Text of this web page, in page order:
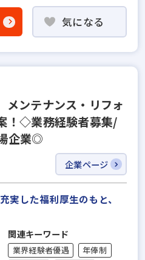
気になる
メンテナンス・リフォ
！◇業務経験者募集/
企業◎
企業ページ
実した福利厚生のもと、
関連キーワード
業界経験者優遇
年俸制